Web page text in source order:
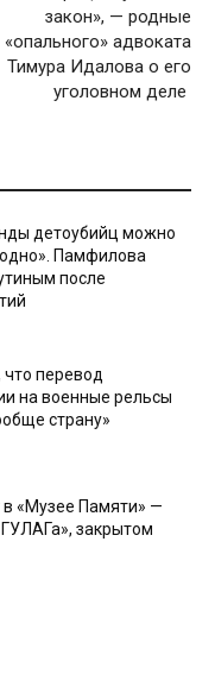
закон», — родные
«опального» адвоката
Тимура Идалова о его
уголовном деле
детоубийц можно
Памфилова
после
что перевод
на военные рельсы
страну»
«Музее Памяти» —
закрытом